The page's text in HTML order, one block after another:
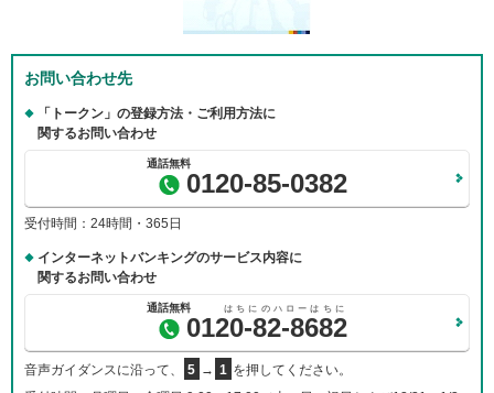
お問い合わせ先
「トークン」の登録方法・ご利用方法に
関するお問い合わせ
0120-85-0382
受付時間：24時間・365日
インターネットバンキングのサービス内容に
関するお問い合わせ
0120-82-8682
音声ガイダンスに沿って、 5 → 1 を押してください。